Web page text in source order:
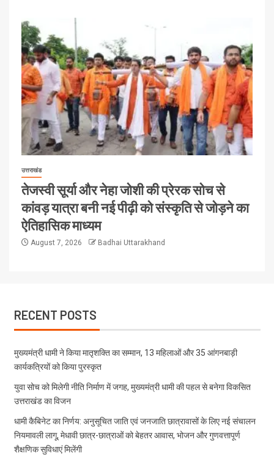
उत्तराखंड
तेजस्वी सूर्या और नेहा जोशी की प्रेरक सोच से
कांवड़ यात्रा बनी नई पीढ़ी को संस्कृति से जोड़ने का
ऐतिहासिक माध्यम
August 7, 2026 Badhai Uttarakhand
RECENT POSTS
मुख्यमंत्री धामी ने किया मातृशक्ति का सम्मान, 13 महिलाओं और 35 आंगनबाड़ी
कार्यकत्रियों को किया पुरस्कृत
युवा सोच को मिलेगी नीति निर्माण में जगह, मुख्यमंत्री धामी की पहल से बनेगा विकसित
उत्तराखंड का विजन
धामी कैबिनेट का निर्णय: अनुसूचित जाति एवं जनजाति छात्रावासों के लिए नई संचालन
नियमावली लागू, मेधावी छात्र-छात्राओं को बेहतर आवास, भोजन और गुणवत्तापूर्ण
शैक्षणिक सुविधाएं मिलेंगी